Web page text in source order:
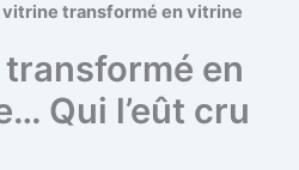
transformé en vitrine
en
Qui l’eût cru